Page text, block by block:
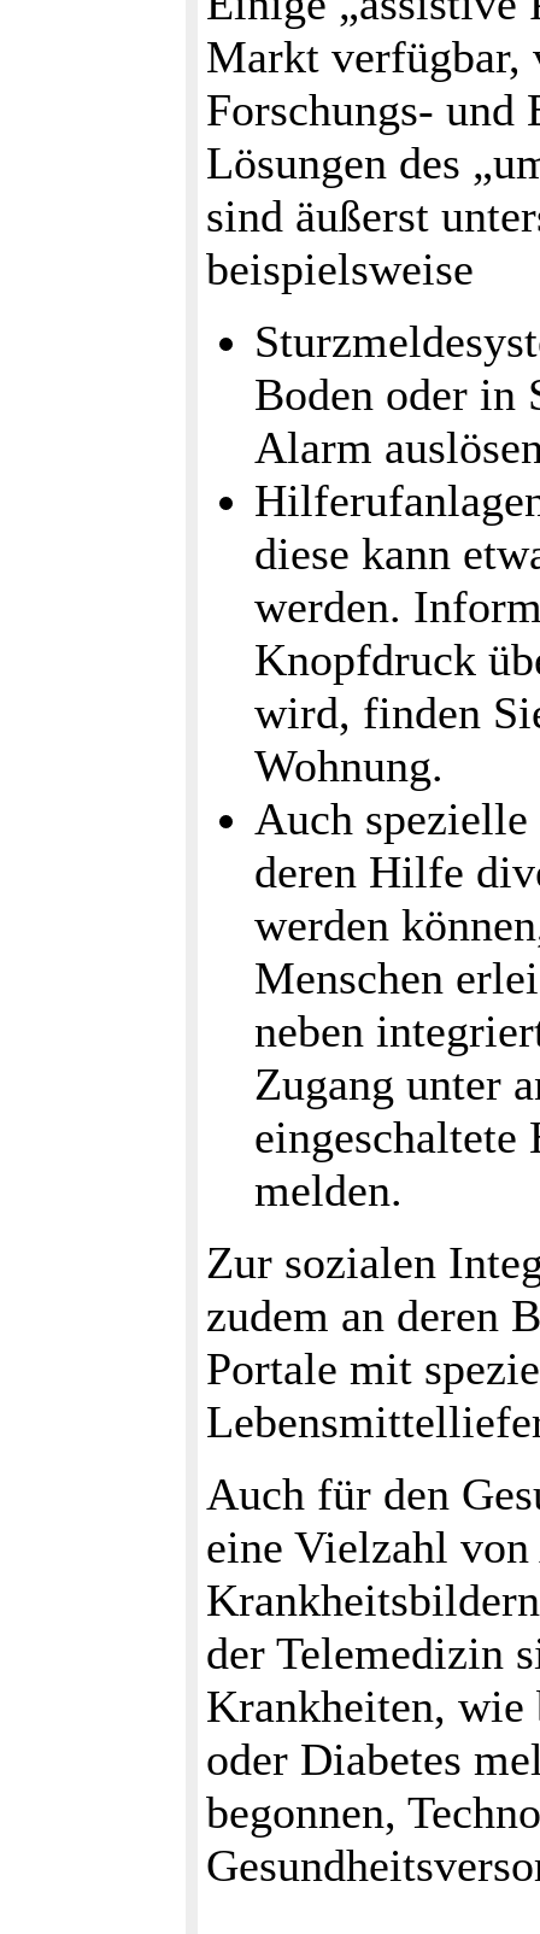
Markt verfügbar,
Forschungs- und
Lösungen des
sind äußerst
beispielsweise
Boden oder in
Alarm
diese kann
werden.
Knopfdruck
wird, finden
Wohnung.
Auch
deren Hilfe
werden
Menschen
neben
Zugang unter
eingeschaltete
melden.
Zur sozialen
zudem an deren
Portale mit
Auch für den
eine Vielzahl
der Telemedizin
Krankheiten, wie
oder Diabetes
begonnen,